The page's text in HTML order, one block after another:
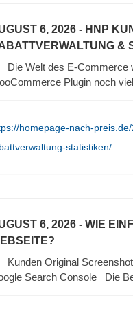
6, 2026 - HNP
&
Die Welt des E-Commerce
Plugin noch
homepage-nach-
statistiken/
6, 2026 - WIE
Kunden Original
Search Console Die